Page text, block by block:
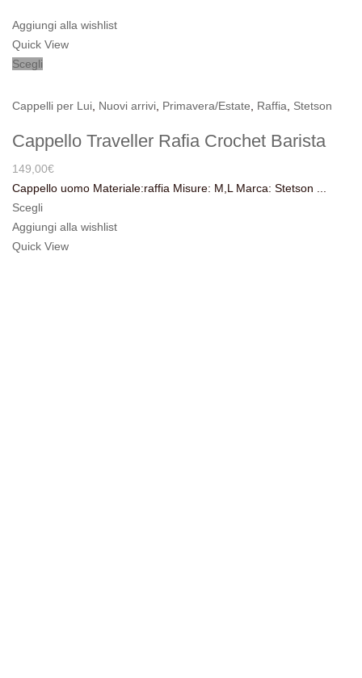
Aggiungi alla wishlist
Quick View
Scegli
Cappelli per Lui Nuovi arrivi Primavera/Estate Raffia Stetson
Cappello Traveller Rafia Crochet Barista
149,00€
Cappello uomo Materiale:raffia Misure: M,L Marca: Stetson ...
Scegli
Aggiungi alla wishlist
Quick View